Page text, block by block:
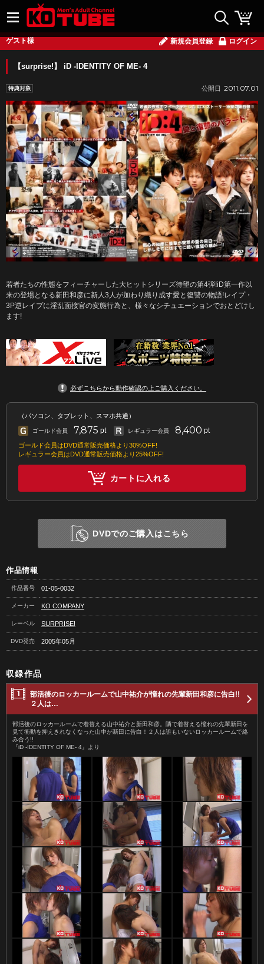
ゲスト様 新規会員登録 ログイン
【surprise!】 iD -IDENTITY OF ME- 4
2011.07.01
若者たちの性態をフィーチャーした大ヒットシリーズ待望の第4弾!iD第一作以
来の登場となる新田和彦に新人3人が加わり織り成す愛と復讐の物語!レイプ・
3P逆レイプに淫乱面接官の変態行為と、様々なシチュエーションでおとどけし
ます!
必ずこちらから動作確認の上ご購入ください。
（パソコン、タブレット、スマホ共通）
ゴールド会員 7,875 pt レギュラー会員 8,400 pt
ゴールド会員はDVD通常販売価格より30%OFF!
レギュラー会員はDVD通常販売価格より25%OFF!
カートに入れる
DVDでのご購入はこちら
作品情報
作品番号 01-05-0032
メーカー KO COMPANY
レーベル SURPRISE!
DVD発売 2005年05月
収録作品
部活後のロッカールームで山中祐介が憧れの先輩新田和彦に告白!!
２人は…
部活後のロッカールームで着替える山中祐介と新田和彦。隣で着替える憧れの先輩新田を
見て衝動を抑えきれなくなった山中が新田に告白！２人は誰もいないロッカールームで絡
み合う!!
『iD -IDENTITY OF ME- 4』より